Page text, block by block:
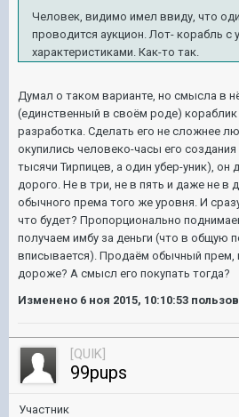
Человек, видимо имел ввиду, что
проводится аукцион. Лот- корабль с
характеристиками. Как-то так.
Думал о таком варианте, но смысла в
(единственный в своём роде) кораблик
разработка. Сделать его не сложнее
окупились человеко-часы его
тысячи Тирпицев, а один убер-уник), он
дорого. Не в три, не в пять и даже не в
обычного према того же уровня. И
что будет? Пропорционально
получаем имбу за деньги (что в общую
вписывается). Продаём обычный прем,
дороже? А смысл его покупать тогда?
Изменено 6 ноя 2015, 10:10:53
[QUIK]
99pups
Участник